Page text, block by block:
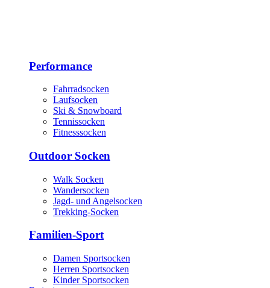
Performance
Fahrradsocken
Laufsocken
Ski & Snowboard
Tennissocken
Fitnesssocken
Outdoor Socken
Walk Socken
Wandersocken
Jagd- und Angelsocken
Trekking-Socken
Familien-Sport
Damen Sportsocken
Herren Sportsocken
Kinder Sportsocken